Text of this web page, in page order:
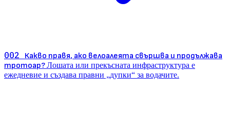
002 Какво правя, ако велоалеята свършва и продължава
тротоар?Лошата или прекъсната инфраструктура е
ежедневие и създава правни „дупки“ за водачите.